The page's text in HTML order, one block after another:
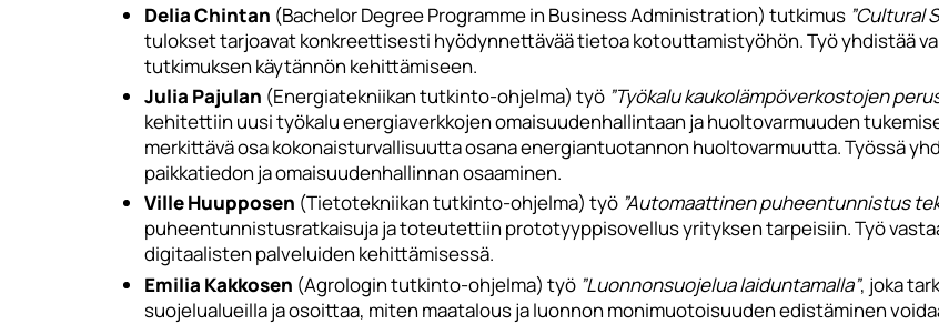
Delia Chintan (Bachelor Degree Programme in Business Administration) tutkimus ”Cultural
tulokset tarjoavat konkreettisesti hyödynnettävää tietoa kotouttamistyöhön. Työ yhdistää
tutkimuksen käytännön kehittämiseen.
Julia Pajulan (Energiatekniikan tutkinto-ohjelma) työ ”Työkalu kaukolämpöverkostojen
kehitettiin uusi työkalu energiaverkkojen omaisuudenhallintaan ja huoltovarmuuden
merkittävä osa kokonaisturvallisuutta osana energiantuotannon huoltovarmuutta. Työssä
paikkatiedon ja omaisuudenhallinnan osaaminen.
Ville Huupposen (Tietotekniikan tutkinto-ohjelma) työ ”Automaattinen puheentunnistus
puheentunnistusratkaisuja ja toteutettiin prototyyppisovellus yrityksen tarpeisiin. Työ
digitaalisten palveluiden kehittämisessä.
Emilia Kakkosen (Agrologin tutkinto-ohjelma) työ ”Luonnonsuojelua laiduntamalla”, joka
suojelualueilla ja osoittaa, miten maatalous ja luonnon monimuotoisuuden edistäminen